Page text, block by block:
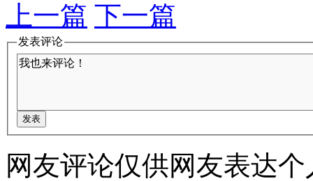
上一篇 下一篇
发表评论
网友评论仅供网友表达